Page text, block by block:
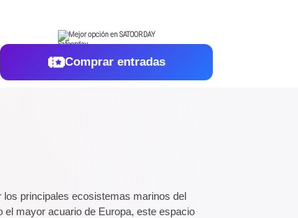
Mejor opción en SATOORDAY
Comprar entradas
principales ecosistemas marinos del
el mayor acuario de Europa, este espacio